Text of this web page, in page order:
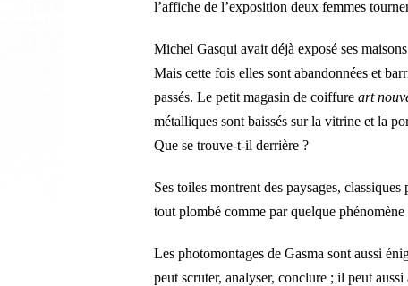
l’affiche de l’exposition deux femmes
Michel Gasqui avait déjà exposé ses
Mais cette fois elles sont abandonnées et
passés. Le petit magasin de coiffure art
métalliques sont baissés sur la vitrine et la
Que se trouve-t-il derrière ?
Ses toiles montrent des paysages,
tout plombé comme par quelque phénomène
Les photomontages de Gasma sont aussi
peut scruter, analyser, conclure ; il peut